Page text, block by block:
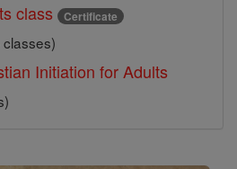
class Certificate
classes)
Initiation for Adults